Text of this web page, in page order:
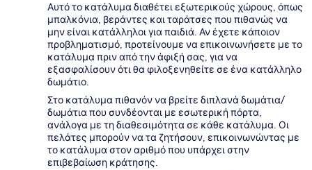
Αυτό το κατάλυμα διαθέτει εξωτερικούς χώρους, όπως
μπαλκόνια, βεράντες και ταράτσες που πιθανώς να
μην είναι κατάλληλοι για παιδιά. Αν έχετε κάποιον
προβληματισμό, προτείνουμε να επικοινωνήσετε με το
κατάλυμα πριν από την άφιξή σας, για να
εξασφαλίσουν ότι θα φιλοξενηθείτε σε ένα κατάλληλο
δωμάτιο.
Στο κατάλυμα πιθανόν να βρείτε διπλανά δωμάτια/
δωμάτια που συνδέονται με εσωτερική πόρτα,
ανάλογα με τη διαθεσιμότητα σε κάθε κατάλυμα. Οι
πελάτες μπορούν να τα ζητήσουν, επικοινωνώντας με
το κατάλυμα στον αριθμό που υπάρχει στην
επιβεβαίωση κράτησης.